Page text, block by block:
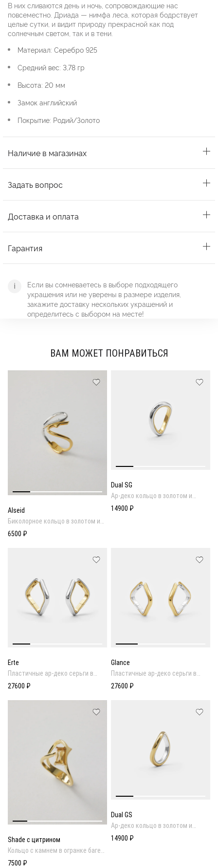
В них сливаются день и ночь, сопровождающие нас
повсеместно. Дриада — нимфа леса, которая бодрствует
целые сутки, и видит природу прекрасной как под
солнечным светом, так и в тени.
Материал: Серебро 925
Средний вес: 3,78 гр
Высота: 20 мм
Замок английский
Покрытие: Родий/Золото
Наличие в магазинах
Задать вопрос
Доставка и оплата
Гарантия
Если вы сомневаетесь в выборе подходящего
украшения или не уверены в размере изделия,
закажите доставку нескольких украшений и
определитесь с выбором на месте!
ВАМ МОЖЕТ ПОНРАВИТЬСЯ
Alseid
Биколорное кольцо в золотом и
родиевом покрытии
6500 ₽
Dual SG
Ар-деко кольцо в золотом и
родиевом покрытии
14900 ₽
Erte
Пластичные ар-деко серьги в
золотом и родиевом покрытии
27600 ₽
Glance
Пластичные ар-деко серьги в
золотом и родиевом покрытии
27600 ₽
Shade с цитрином
Кольцо с камнем в огранке багет
в золотом покрытии
7500 ₽
Dual GS
Ар-деко кольцо в золотом и
родиевом покрытии
14900 ₽